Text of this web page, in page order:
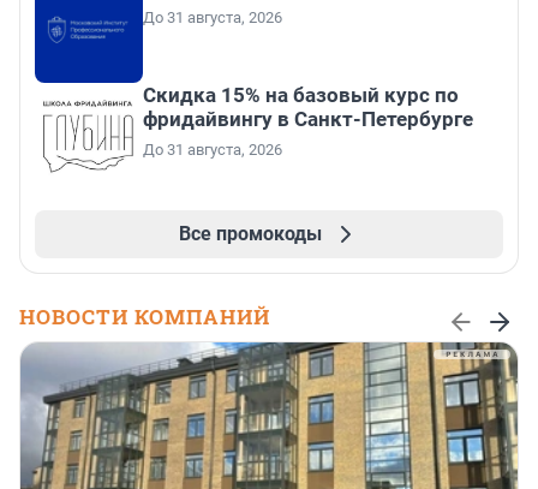
До 31 августа, 2026
Скидка 15% на базовый курс по
фридайвингу в Санкт-Петербурге
До 31 августа, 2026
Все промокоды
НОВОСТИ КОМПАНИЙ